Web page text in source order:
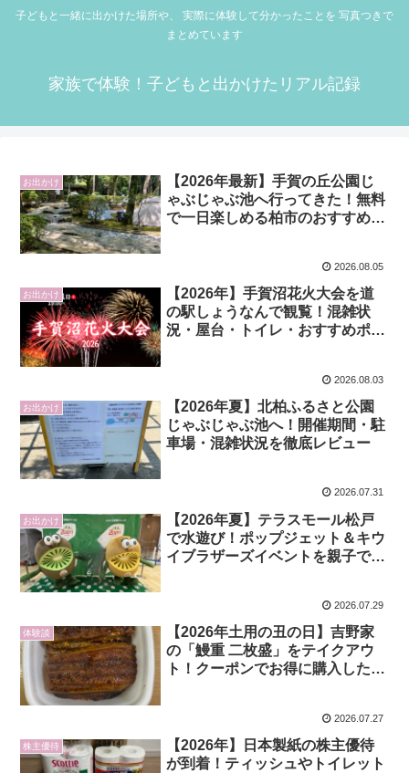
子どもと一緒に出かけた場所や、 実際に体験して分かったことを 写真つきで
まとめています
家族で体験！子どもと出かけたリアル記録
お出かけ
【2026年最新】手賀の丘公園じ
ゃぶじゃぶ池へ行ってきた！無料
で一日楽しめる柏市のおすすめ水
2026.08.05
お出かけ
【2026年】手賀沼花火大会を道
の駅しょうなんで観覧！混雑状
況・屋台・トイレ・おすすめポイ
2026.08.03
お出かけ
【2026年夏】北柏ふるさと公園
じゃぶじゃぶ池へ！開催期間・駐
車場・混雑状況を徹底レビュー
2026.07.31
お出かけ
【2026年夏】テラスモール松戸
で水遊び！ポップジェット＆キウ
イブラザーズイベントを親子で満
2026.07.29
体験談
【2026年土用の丑の日】吉野家
の「鰻重 二枚盛」をテイクアウ
ト！クーポンでお得に購入した感
2026.07.27
株主優待
【2026年】日本製紙の株主優待
が到着！ティッシュやトイレット